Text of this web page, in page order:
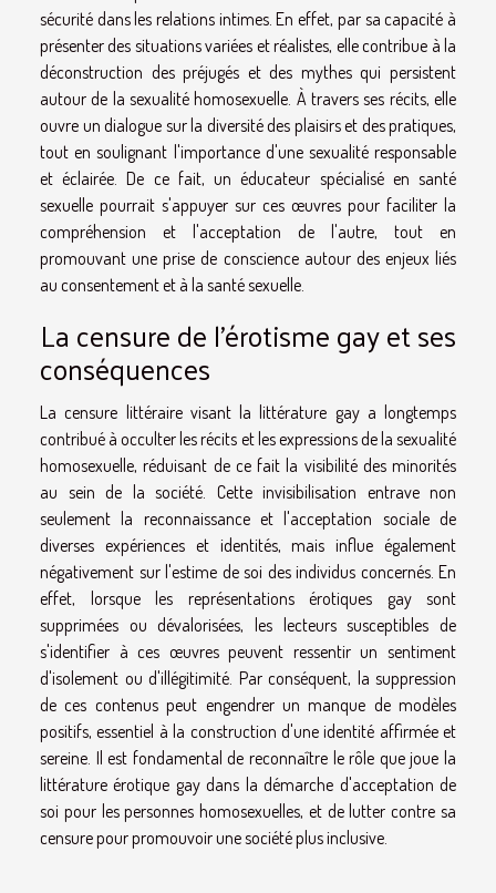
sécurité dans les relations intimes. En effet, par sa capacité à
présenter des situations variées et réalistes, elle contribue à la
déconstruction des préjugés et des mythes qui persistent
autour de la sexualité homosexuelle. À travers ses récits, elle
ouvre un dialogue sur la diversité des plaisirs et des pratiques,
tout en soulignant l'importance d'une sexualité responsable
et éclairée. De ce fait, un éducateur spécialisé en santé
sexuelle pourrait s'appuyer sur ces œuvres pour faciliter la
compréhension et l'acceptation de l'autre, tout en
promouvant une prise de conscience autour des enjeux liés
au consentement et à la santé sexuelle.
La censure de l'érotisme gay et ses
conséquences
La censure littéraire visant la littérature gay a longtemps
contribué à occulter les récits et les expressions de la sexualité
homosexuelle, réduisant de ce fait la visibilité des minorités
au sein de la société. Cette invisibilisation entrave non
seulement la reconnaissance et l'acceptation sociale de
diverses expériences et identités, mais influe également
négativement sur l'estime de soi des individus concernés. En
effet, lorsque les représentations érotiques gay sont
supprimées ou dévalorisées, les lecteurs susceptibles de
s'identifier à ces œuvres peuvent ressentir un sentiment
d'isolement ou d'illégitimité. Par conséquent, la suppression
de ces contenus peut engendrer un manque de modèles
positifs, essentiel à la construction d'une identité affirmée et
sereine. Il est fondamental de reconnaître le rôle que joue la
littérature érotique gay dans la démarche d'acceptation de
soi pour les personnes homosexuelles, et de lutter contre sa
censure pour promouvoir une société plus inclusive.